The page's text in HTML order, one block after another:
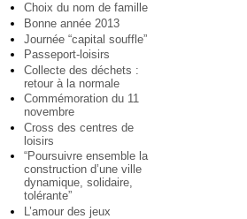
Choix du nom de famille
Bonne année 2013
Journée “capital souffle”
Passeport-loisirs
Collecte des déchets :
retour à la normale
Commémoration du 11
novembre
Cross des centres de
loisirs
“Poursuivre ensemble la
construction d’une ville
dynamique, solidaire,
tolérante”
L’amour des jeux